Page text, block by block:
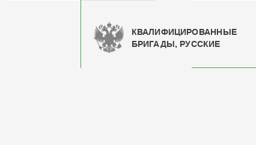
КВАЛИФИЦИРОВАННЫЕ
БРИГАДЫ, РУССКИЕ